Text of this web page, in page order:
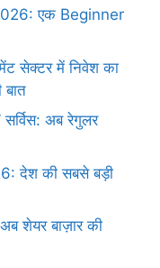
एक Beginner
सेक्टर में निवेश का
अब रेगुलर
देश की सबसे बड़ी
शेयर बाज़ार की